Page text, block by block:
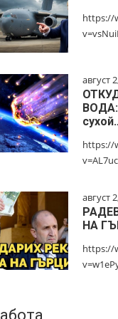
https://
август
ВОДА:
https://
август
НА
https://